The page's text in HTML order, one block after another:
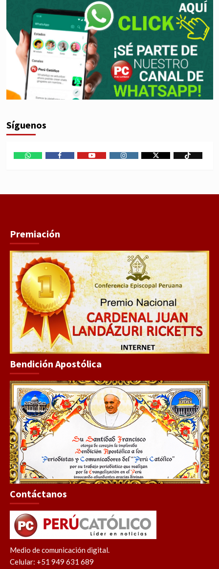
Síguenos
Premiación
Bendición Apostólica
Contáctanos
Medio de comunicación digital.
Celular: +51 949 631 689